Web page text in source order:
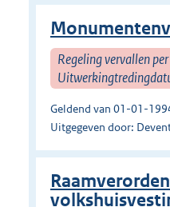
Regeling vervallen
Geldend van 01-01-
Uitgegeven door: